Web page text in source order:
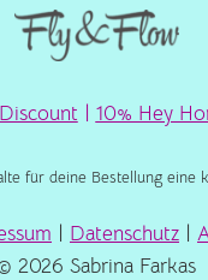
10% Hey
für deine Bestellung eine
Datenschutz
2026 Sabrina Farkas